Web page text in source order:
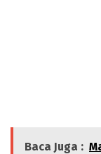
Baca Juga :